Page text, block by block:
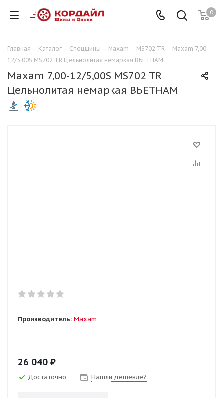
0
Главная - Каталог - Спецшины - Maxam - MS702 TR - Maxam 7,00-
12/5,00S MS702 TR Цельнолитая немаркая ВЬЕТНАМ
Maxam 7,00-12/5,00S MS702 TR
Цельнолитая немаркая ВЬЕТНАМ
Производитель: Maxam
26 040 ₽
Достаточно Нашли дешевле?